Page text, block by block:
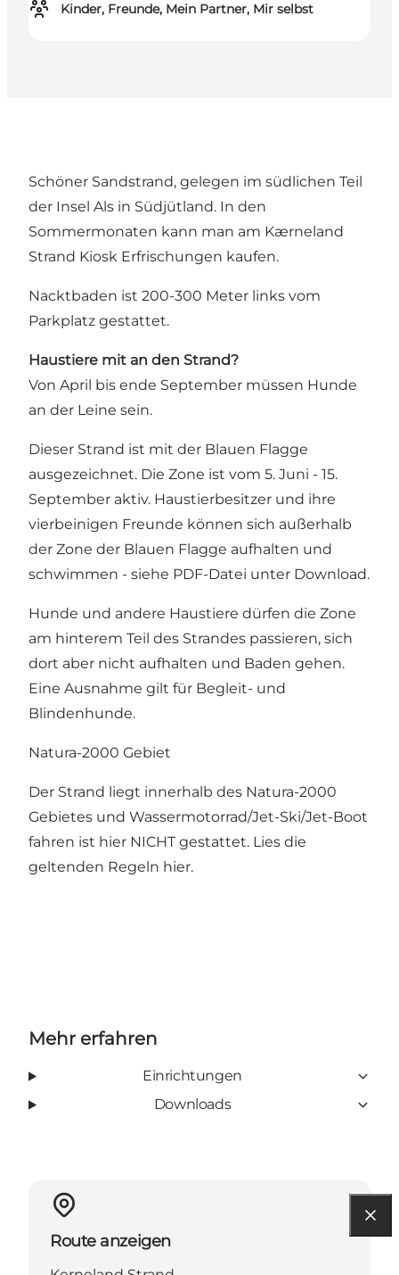
Kinder, Freunde, Mein Partner, Mir selbst
Schöner Sandstrand, gelegen im südlichen Teil
der Insel Als in Südjütland. In den
Sommermonaten kann man am Kærneland
Strand Kiosk Erfrischungen kaufen.
Nacktbaden ist 200-300 Meter links vom
Parkplatz gestattet.
Haustiere mit an den Strand?
Von April bis ende September müssen Hunde
an der Leine sein.
Dieser Strand ist mit der Blauen Flagge
ausgezeichnet. Die Zone ist vom 5. Juni - 15.
September aktiv. Haustierbesitzer und ihre
vierbeinigen Freunde können sich außerhalb
der Zone der Blauen Flagge aufhalten und
schwimmen - siehe PDF-Datei unter Download.
Hunde und andere Haustiere dürfen die Zone
am hinterem Teil des Strandes passieren, sich
dort aber nicht aufhalten und Baden gehen.
Eine Ausnahme gilt für Begleit- und
Blindenhunde.
Natura-2000 Gebiet
Der Strand liegt innerhalb des Natura-2000
Gebietes und Wassermotorrad/Jet-Ski/Jet-Boot
fahren ist hier NICHT gestattet. Lies die
geltenden Regeln hier.
Mehr erfahren
Einrichtungen
Downloads
Route anzeigen